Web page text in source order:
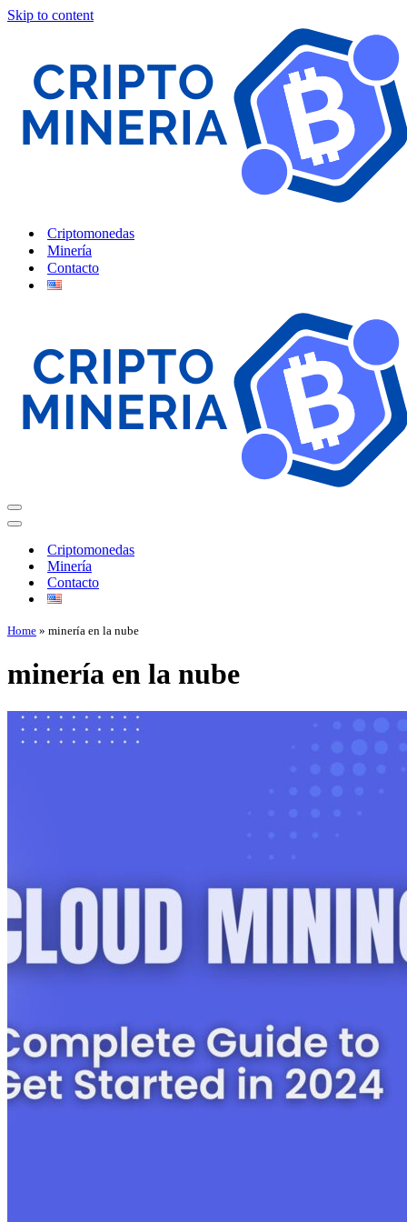
Skip to content
Criptomonedas
Minería
Contacto
Criptomonedas
Minería
Contacto
Home » minería en la nube
minería en la nube